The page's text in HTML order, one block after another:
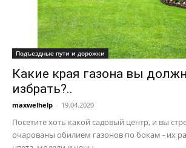
Подъездные пути и дорожки
Какие края газона вы
избрать?..
maxwelhelp - 19.04.2020
Посетите хоть какой садовый центр, и вы
очарованы обилием газонов по бокам - их